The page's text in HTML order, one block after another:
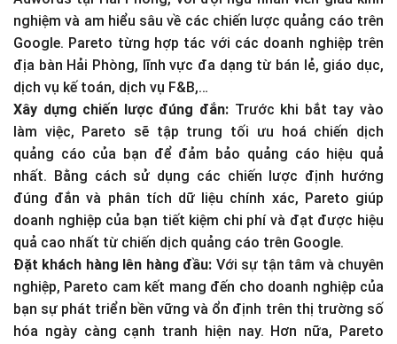
nghiệm và am hiểu sâu về các chiến lược quảng cáo trên
Google. Pareto từng hợp tác với các doanh nghiệp trên
địa bàn Hải Phòng, lĩnh vực đa dạng từ bán lẻ, giáo dục,
dịch vụ kế toán, dịch vụ F&B,…
Xây dựng chiến lược đúng đắn: Trước khi bắt tay vào
làm việc, Pareto sẽ tập trung tối ưu hoá chiến dịch
quảng cáo của bạn để đảm bảo quảng cáo hiệu quả
nhất. Bằng cách sử dụng các chiến lược định hướng
đúng đắn và phân tích dữ liệu chính xác, Pareto giúp
doanh nghiệp của bạn tiết kiệm chi phí và đạt được hiệu
quả cao nhất từ chiến dịch quảng cáo trên Google.
Đặt khách hàng lên hàng đầu: Với sự tận tâm và chuyên
nghiệp, Pareto cam kết mang đến cho doanh nghiệp của
bạn sự phát triển bền vững và ổn định trên thị trường số
hóa ngày càng cạnh tranh hiện nay. Hơn nữa, Pareto